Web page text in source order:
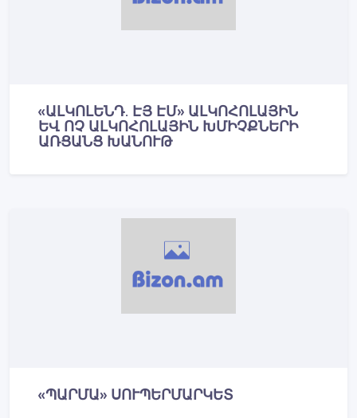
«ԱԼԿՈԼԵՆԴ. ԷՅ ԷՄ» ԱԼԿՈՀՈԼԱՅԻՆ
ԵՎ ՈՉ ԱԼԿՈՀՈԼԱՅԻՆ ԽՄԻՉՔՆԵՐԻ
ԱՌՑԱՆՑ ԽԱՆՈՒԹ
«ՊԱՐՄԱ» ՍՈՒՊԵՐՄԱՐԿԵՏ